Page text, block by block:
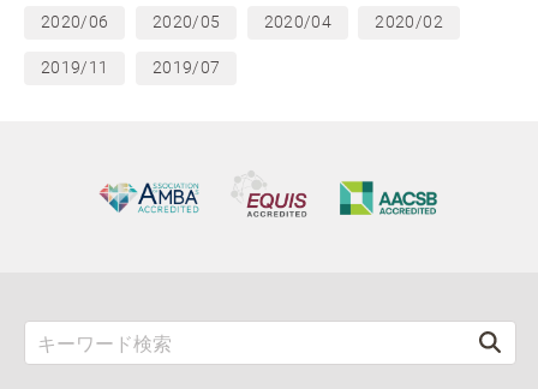
2020/06 2020/05 2020/04 2020/02
2019/11 2019/07